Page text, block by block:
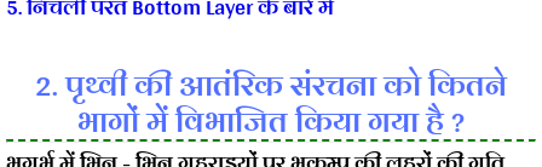
2. पृथ्वी की आतंरिक संरचना को कितने
भागों में विभाजित किया गया है ?